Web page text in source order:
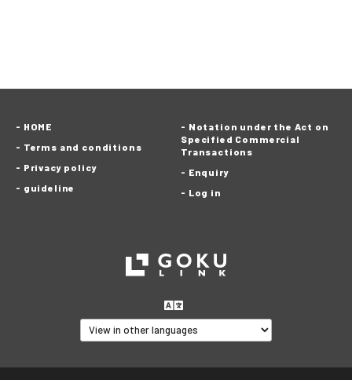
HOME
Terms and conditions
Privacy policy
guideline
Notation under the Act on
Specified Commercial
Transactions
Enquiry
Log in